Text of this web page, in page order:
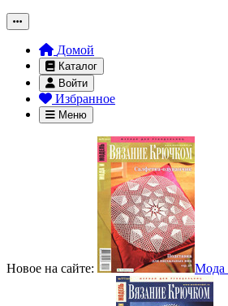
Домой
Каталог
Войти
Избранное
Меню
Новое на сайте: Мода